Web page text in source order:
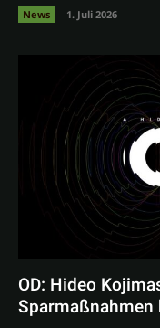
News 1. Juli 2026
OD: Hideo